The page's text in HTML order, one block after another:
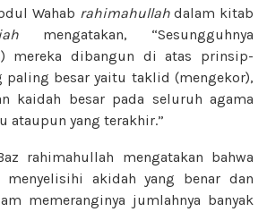
Wahab rahimahullahdalam kitab
mengatakan, “Sesungguhnya
mereka dibangun di atas prinsip-
paling besar yaitu taklid (mengekor),
kaidah besar pada seluruh agama
ataupun yang terakhir.”
rahimahullah mengatakan bahwa
menyelisihi akidah yang benar dan
memeranginya jumlahnya banyak